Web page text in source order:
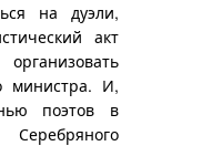
на дуэли,
акт
министра. И,
поэтов в